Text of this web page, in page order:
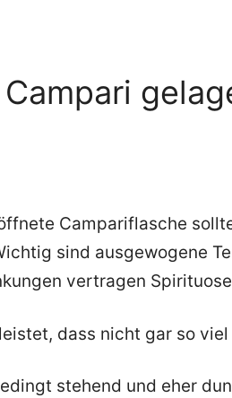
Campariflasche
sind ausgewogene
vertragen
dass nicht gar so
stehend und eher